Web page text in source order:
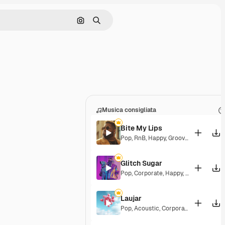
Cerca per immagine
Ricerca
Musica consigliata
Bite My Lips
Pop, RnB, Happy,Groovy , Soulful
Glitch Sugar
Pop,Corporate, Happy,Groovy
Laujar
Pop,Acoustic,Corporate Happy ,